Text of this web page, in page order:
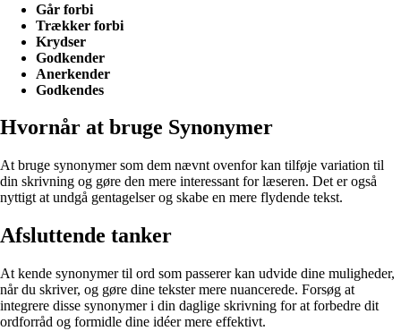
Går forbi
Trækker forbi
Krydser
Godkender
Anerkender
Godkendes
Hvornår at bruge Synonymer
At bruge synonymer som dem nævnt ovenfor kan tilføje variation til
din skrivning og gøre den mere interessant for læseren. Det er også
nyttigt at undgå gentagelser og skabe en mere flydende tekst.
Afsluttende tanker
At kende synonymer til ord som passerer kan udvide dine muligheder,
når du skriver, og gøre dine tekster mere nuancerede. Forsøg at
integrere disse synonymer i din daglige skrivning for at forbedre dit
ordforråd og formidle dine idéer mere effektivt.